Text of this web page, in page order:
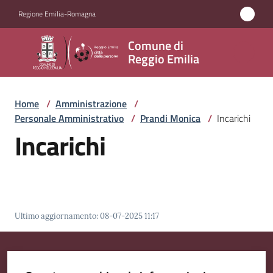
Regione Emilia-Romagna
Comune di
Reggio Emilia
Comune
di
Reggio
Emilia
Amministrazione
Novità
Vivere
Home / Amministrazione /
Personale Amministrativo / Prandi Monica / Incarichi
Incarichi
Ultimo aggiornamento:08-07-2025 11:17